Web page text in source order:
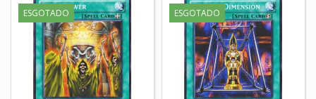
ESGOTADO ESGOTADO